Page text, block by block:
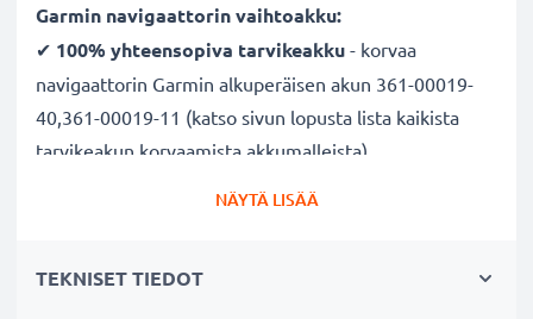
Garmin navigaattorin vaihtoakku:
✔ 100% yhteensopiva tarvikeakku - korvaa
navigaattorin Garmin alkuperäisen akun 361-00019-
40,361-00019-11 (katso sivun lopusta lista kaikista
tarvikeakun korvaamista akkumalleista)
käyttöaika vapauttaa lataustauoilta
NÄYTÄ LISÄÄ
TEKNISET TIEDOT